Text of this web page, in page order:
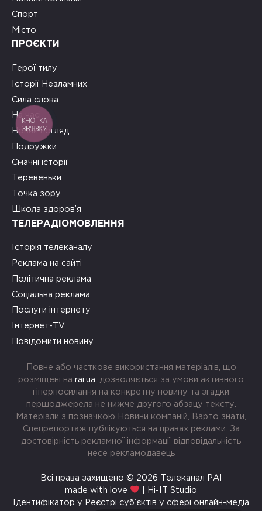
Спорт
Місто
ПРОЄКТИ
Герої тилу
Історії Незламних
Сила слова
На часі
Новий погляд
Подружки
Смачні історії
Теревеньки
Точка зору
Школа здоров’я
ТЕЛЕРАДІОМОВЛЕННЯ
Історія телеканалу
Реклама на сайті
Політична реклама
Соціальна реклама
Послуги інтернету
Інтернет-TV
Повідомити новину
Повне або часткове використання матеріалів, що
розміщені на rai.ua , дозволяється за умови активного
гіперпосилання на конкретну новину та згадки
першоджерела не нижче другого абзацу тексту.
Матеріали з позначкою Новини компаній, Варто знати,
Спецрепортаж публікуються на правах реклами. За
достовірність рекламної інформації відповідальність
несе рекламодавець
Всі права захищено © 2026 Телеканал РАІ
made with love
| Hi-IT Studio
Ідентифікатор у Реєстрі суб’єктів у сфері онлайн-медіа
КНОПКА
ЗВ'ЯЗКУ